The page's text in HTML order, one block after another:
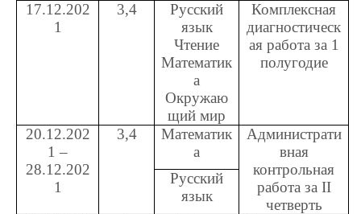
17.12.202
1
3,4
Русский
язык
Чтение
Математик
а
Окружаю
щий мир
Комплексная
диагностическ
ая работа за 1
полугодие
20.12.202
1 –
28.12.202
1
3,4
Математик
а
Администрати
вная
контрольная
работа за II
четверть
Русский
язык